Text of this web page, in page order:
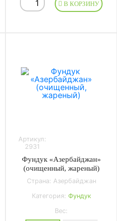
В КОРЗИНУ
Артикул:
2931
Фундук «Азербайджан»
(очищенный, жареный)
Страна: Азербайджан
Категория: Фундук
Вес: